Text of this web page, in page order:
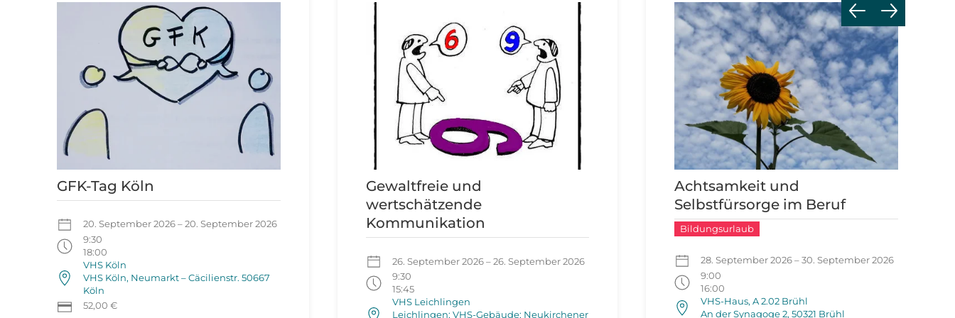
GFK-Tag Köln
20. September 2026 – 20. September 2026
9:30
18:00
VHS Köln
VHS Köln, Neumarkt – Cäcilienstr. 50667
Köln
52,00 €
Gewaltfreie und
wertschätzende
Kommunikation
26. September 2026 – 26. September 2026
9:30
15:45
VHS Leichlingen
Leichlingen; VHS-Gebäude; Neukirchener
Achtsamkeit und
Selbstfürsorge im Beruf
Bildungsurlaub
28. September 2026 – 30. September 2026
9:00
16:00
VHS-Haus, A 2.02 Brühl
An der Synagoge 2, 50321 Brühl